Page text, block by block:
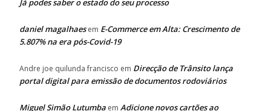
Já podes saber o estado do seu processo
daniel magalhaesem E-Commerce em Alta: Crescimento de
5.807% na era pós-Covid-19
Andre joe quilunda francisco em Direcção de Trânsito lança
portal digital para emissão de documentos rodoviários
Miguel Simão Lutumba em Adicione novos cartões ao